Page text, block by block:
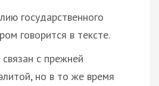
государственного
говорится в тексте.
с прежней
но в то же время